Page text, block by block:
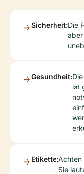
Sicherheit:Die
aber
Gesundheit:
ist
Etikette:Achten
Sie